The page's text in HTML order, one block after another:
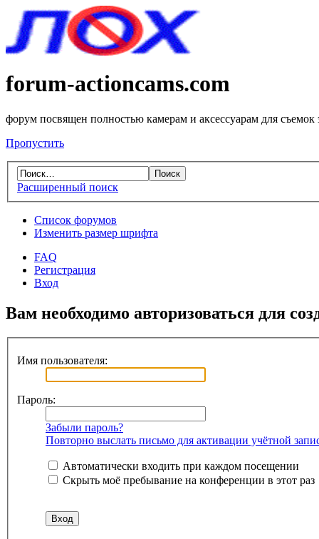
forum-actioncams.com
форум посвящен полностью камерам и аксессуарам для съемок
Пропустить
Расширенный поиск
Список форумов
Изменить размер шрифта
FAQ
Регистрация
Вход
Вам необходимо авторизоваться для
Имя пользователя:
Пароль:
Забыли пароль?
Повторно выслать письмо для активации учётной
Автоматически входить при каждом посещении
Скрыть моё пребывание на конференции в этот раз